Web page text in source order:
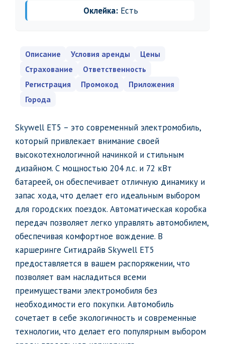
Оклейка: Есть
Описание Условия аренды
Цены
Страхование
Ответственность
Регистрация
Промокод
Приложения
Города
Skywell ET5 – это современный электромобиль,
который привлекает внимание своей
высокотехнологичной начинкой и стильным
дизайном. С мощностью 204 л.с. и 72 кВт
батареей, он обеспечивает отличную динамику и
запас хода, что делает его идеальным выбором
для городских поездок. Автоматическая коробка
передач позволяет легко управлять автомобилем,
обеспечивая комфортное вождение. В
каршеринге Ситидрайв Skywell ET5
предоставляется в вашем распоряжении, что
позволяет вам насладиться всеми
преимуществами электромобиля без
необходимости его покупки. Автомобиль
сочетает в себе экологичность и современные
технологии, что делает его популярным выбором